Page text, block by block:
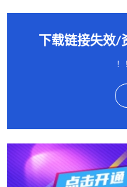
下载链接失效
！